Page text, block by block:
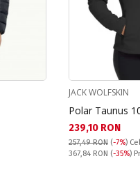
JACK WOLFSKIN
Polar Taunus
Текуща цена:
239,10 RON
257,49 RON (-7%)
Pret obisnuit:
367,84 RON (-35%)